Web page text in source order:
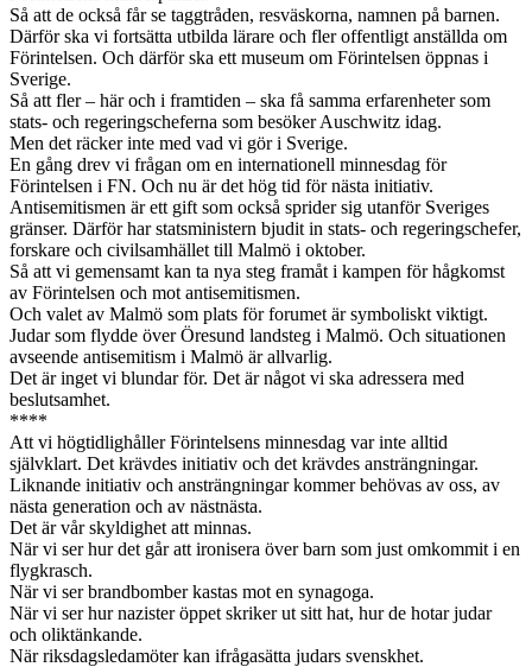
Så att de också får se taggtråden, resväskorna, namnen på barnen.
Därför ska vi fortsätta utbilda lärare och fler offentligt anställda om
Förintelsen. Och därför ska ett museum om Förintelsen öppnas i
Sverige.
Så att fler – här och i framtiden – ska få samma erfarenheter som
stats- och regeringscheferna som besöker Auschwitz idag.
Men det räcker inte med vad vi gör i Sverige.
En gång drev vi frågan om en internationell minnesdag för
Förintelsen i FN. Och nu är det hög tid för nästa initiativ.
Antisemitismen är ett gift som också sprider sig utanför Sveriges
gränser. Därför har statsministern bjudit in stats- och regeringschefer,
forskare och civilsamhället till Malmö i oktober.
Så att vi gemensamt kan ta nya steg framåt i kampen för hågkomst
av Förintelsen och mot antisemitismen.
Och valet av Malmö som plats för forumet är symboliskt viktigt.
Judar som flydde över Öresund landsteg i Malmö. Och situationen
avseende antisemitism i Malmö är allvarlig.
Det är inget vi blundar för. Det är något vi ska adressera med
beslutsamhet.
****
Att vi högtidlighåller Förintelsens minnesdag var inte alltid
självklart. Det krävdes initiativ och det krävdes ansträngningar.
Liknande initiativ och ansträngningar kommer behövas av oss, av
nästa generation och av nästnästa.
Det är vår skyldighet att minnas.
När vi ser hur det går att ironisera över barn som just omkommit i en
flygkrasch.
När vi ser brandbomber kastas mot en synagoga.
När vi ser hur nazister öppet skriker ut sitt hat, hur de hotar judar
och oliktänkande.
När riksdagsledamöter kan ifrågasätta judars svenskhet.